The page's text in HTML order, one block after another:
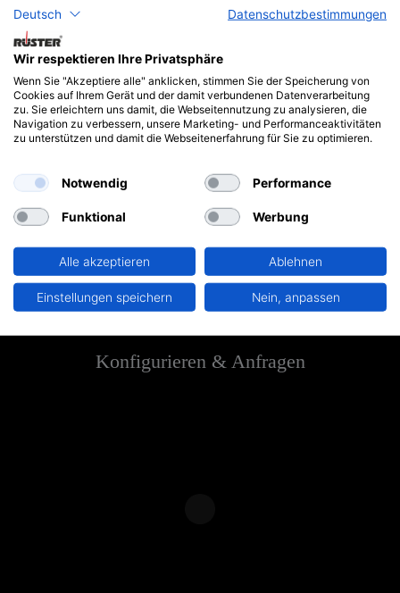
Konfigurieren & Anfragen
Deutsch Datenschutzbestimmungen
Wir respektieren Ihre Privatsphäre
Wenn Sie "Akzeptiere alle" anklicken, stimmen Sie der Speicherung von
Cookies auf Ihrem Gerät und der damit verbundenen Datenverarbeitung
zu. Sie erleichtern uns damit, die Webseitennutzung zu analysieren, die
Navigation zu verbessern, unsere Marketing- und Performanceaktivitäten
zu unterstützen und damit die Webseitenerfahrung für Sie zu optimieren.
Notwendig Performance
Funktional Werbung
Alle akzeptieren Ablehnen
Einstellungen speichern Nein, anpassen